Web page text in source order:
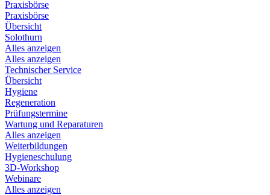
Praxisbörse
Praxisbörse
Übersicht
Solothurn
Alles anzeigen
Alles anzeigen
Technischer Service
Übersicht
Hygiene
Regeneration
Prüfungstermine
Wartung und Reparaturen
Alles anzeigen
Weiterbildungen
Hygieneschulung
3D-Workshop
Webinare
Alles anzeigen